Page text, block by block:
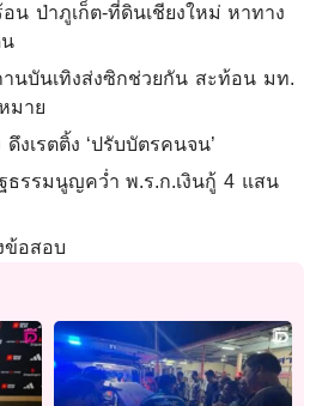
น ป่าภูเก็ต-ที่ดินเชียงใหม่ หาทาง
านบันเทิงส่งซิกช่วยกัน สะท้อน มท.
มาย
ดึงเรตติ้ง ‘ปรับบัตรคนจน’
รรมนูญคว่ำ พ.ร.ก.เงินกู้ 4 แสน
ข้อสอบ